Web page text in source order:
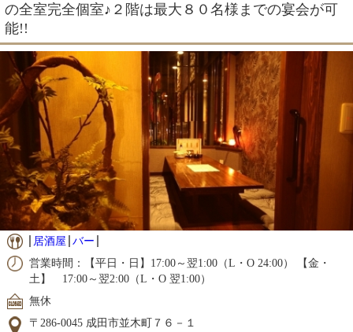
の全室完全個室♪２階は最大８０名様までの宴会が可
能!!
居酒屋 バー
営業時間：【平日・日】17:00～翌1:00（L・O 24:00） 【金・
土】 17:00～翌2:00（L・O 翌1:00）
無休
〒286-0045 成田市並木町７６－１